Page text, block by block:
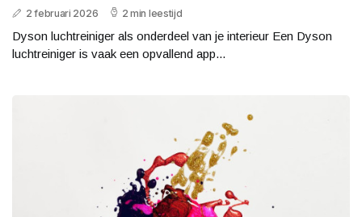
2 februari 2026 2 min leestijd
Dyson luchtreiniger als onderdeel van je interieur Een Dyson
luchtreiniger is vaak een opvallend app...